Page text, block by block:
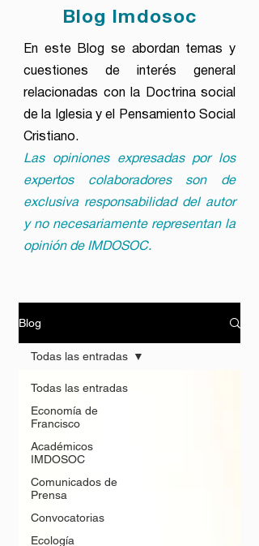
Blog Imdosoc
En este Blog se abordan temas y
cuestiones de interés general
relacionadas con la Doctrina social
de la Iglesia y el Pensamiento Social
Cristiano.
Las opiniones expresadas por los
expertos colaboradores son de
exclusiva responsabilidad del autor
y no necesariamente representan la
opinión de IMDOSOC.
Blog
Todas las entradas
Economía de
Francisco
Académicos
IMDOSOC
Comunicados de
Prensa
Convocatorias
Ecología
Todas las entradas